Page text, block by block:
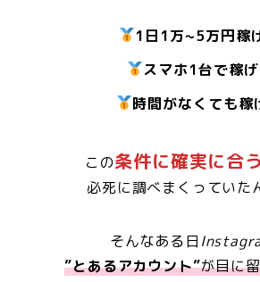
1日1万~5万円稼
スマホ1台で稼
時間がなくても稼
この条件に確実に合
必死に調べまくっていた
そんなある日
”とあるアカウント”が目に